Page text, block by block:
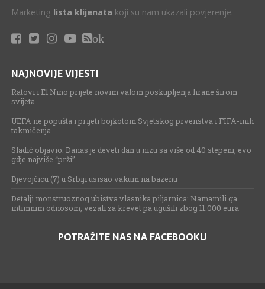
Marketing lista klijenata koji su nam ukazali povjerenje.
ok
NAJNOVIJE VIJESTI
Ratovi i El Nino prijete novim valom poskupljenja hrane širom
svijeta
UEFA ne popušta i prijeti bojkotom Svjetskog prvenstva i FIFA-inih
takmičenja
Sladić objavio: Danas je deveti dan u nizu sa više od 40 stepeni, evo
gdje najviše “prži”
Djevojčicu (7) u Srbiji usisao vakum na bazenu
Detalji monstruoznog ubistva vlasnika piljarnica: Namamili ga
intimnim odnosom, vezali za krevet pa ugušili zbog 11.000 eura
POTRAŽITE NAS NA FACEBOOKU